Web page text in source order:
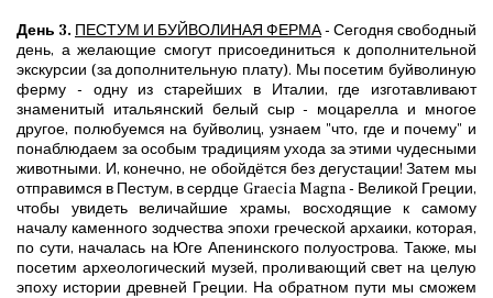
День 3. ПЕСТУМ И БУЙВОЛИНАЯ ФЕРМА- Сегодня свободный
день, а желающие смогут присоединиться к дополнительной
экскурсии (за дополнительную плату). Мы посетим буйволиную
ферму - одну из старейших в Италии, где изготавливают
знаменитый итальянский белый сыр - моцарелла и многое
другое, полюбуемся на буйволиц, узнаем "что, где и почему" и
понаблюдаем за особым традициям ухода за этими чудесными
животными. И, конечно, не обойдётся без дегустации! Затем мы
отправимся в Пестум, в сердце Graecia Magna - Великой Греции,
чтобы увидеть величайшие храмы, восходящие к самому
началу каменного зодчества эпохи греческой архаики, которая,
по сути, началась на Юге Апенинского полуострова. Также, мы
посетим археологический музей, проливающий свет на целую
эпоху истории древней Греции. На обратном пути мы сможем